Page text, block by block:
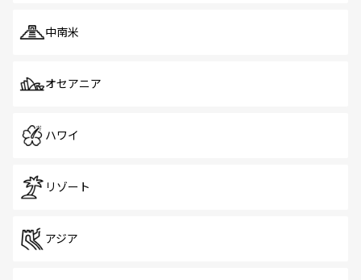
中南米
オセアニア
ハワイ
リゾート
アジア